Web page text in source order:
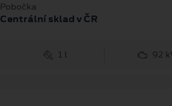
Pobočka
Centrální sklad v ČR
1 l 92